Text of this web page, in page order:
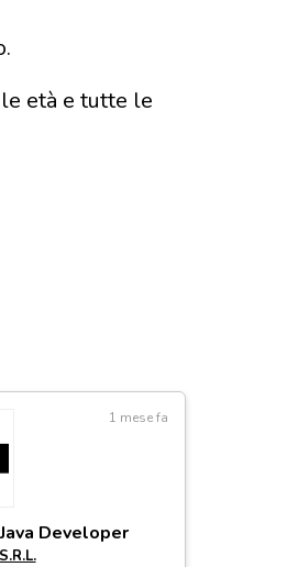
età e tutte le
1 mese fa
Developer